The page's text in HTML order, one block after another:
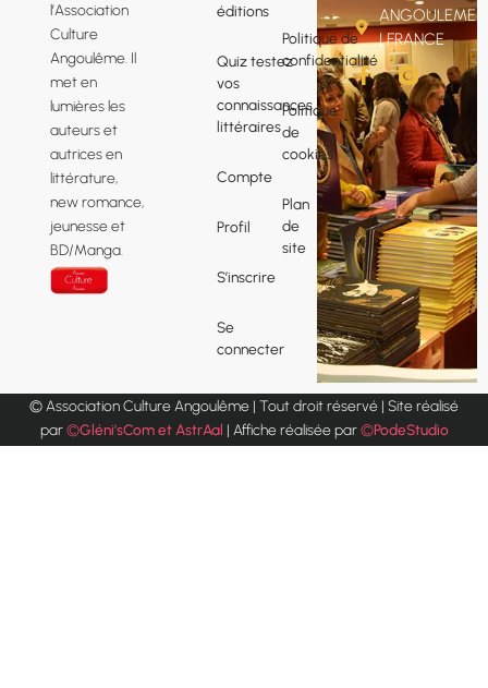
l’Association
Culture
Angoulême. Il
met en
lumières les
auteurs et
autrices en
littérature,
new romance,
jeunesse et
BD/Manga.
éditions
Quiz testez
vos
connaissances
littéraires
Compte
Profil
S’inscrire
Se
connecter
Politique de
confidentialité
Politique
de
cookies
Plan
de
site
ANGOULEME
| FRANCE
F
a
c
e
b
o
o
k
-
f
© Association Culture Angoulême | Tout droit réservé | Site réalisé
par©Gléni’sCom et AstrAal | Affiche réalisée par ©PodeStudio